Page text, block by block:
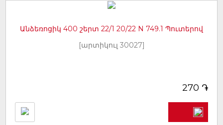
Անձեռոցիկ 400 շերտ 22/1 20/22 N 749.1 Պուտերով
[արտիկուլ 30027]
270 ֏